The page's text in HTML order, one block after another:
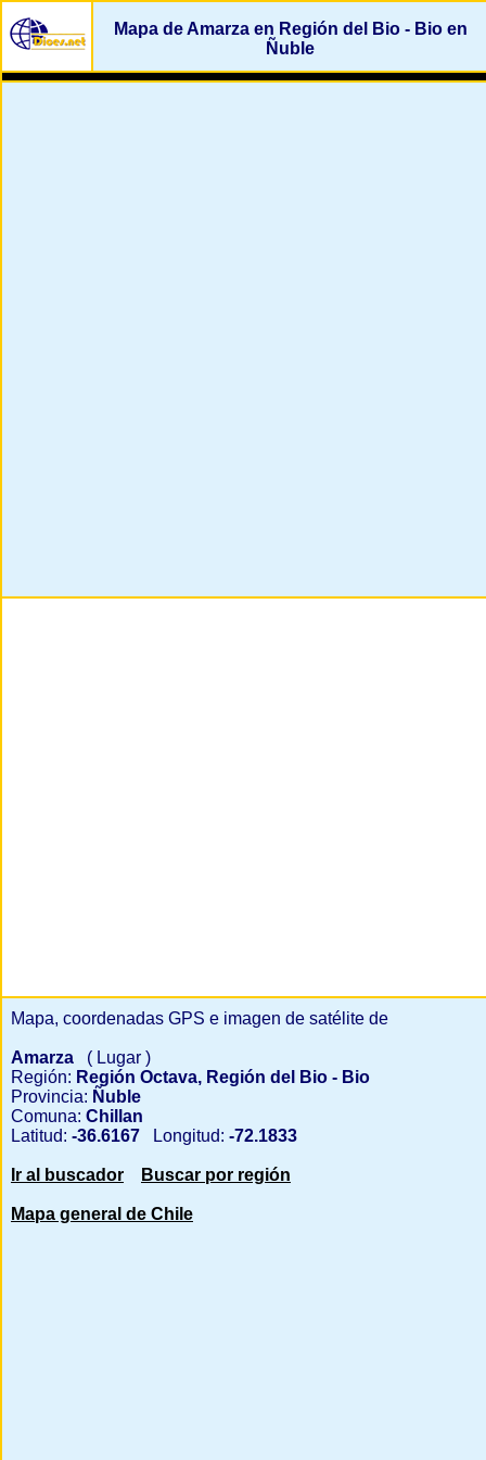
Mapa de Amarza en Región del Bio - Bio en
Ñuble
Mapa, coordenadas GPS e imagen de satélite de
Amarza
( Lugar )
Región: Región Octava, Región del Bio - Bio
Provincia: Ñuble
Comuna: Chillan
Latitud: -36.6167 Longitud: -72.1833
Ir al buscador Buscar por región
Mapa general de Chile